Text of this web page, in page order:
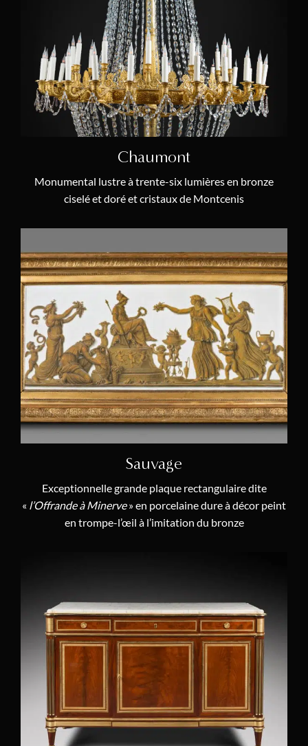
Balthazar Lieutaud (1)
Martin-Éloi Lignereux (3)
Manufacture de Locré (1)
Antoine-Nicolas Martinière (1)
Claude Galle (1)
Louis Montjoye (1)
Manufacture de Niderviller (1)
François Rémond (10)
(2)
Robert Robin (3)
Ferdinand Schwerdfeger (2)
Manufacture Royale de Sèvres (5)
Renacle-Nicolas Sotiau (2)
Pierre-Philippe Thomire (10)
Jacques-François Vaillant (1)
Piat-Joseph Sauvage (1)
Gilbert-Honoré Chaumont (1)
Chaumont
Monumental lustre à trente-six lumières en bronze
ciselé et doré et cristaux de Montcenis
Sauvage
Exceptionnelle grande plaque rectangulaire dite
« l’Offrande à Minerve» en porcelaine dure à décor peint
en trompe-l’œil à l’imitation du bronze